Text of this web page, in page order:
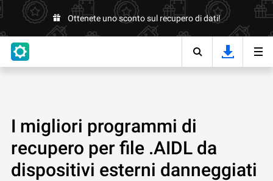
Ottenete uno sconto sul recupero di dati!
I migliori programmi di
recupero per file .AIDL da
dispositivi esterni danneggiati